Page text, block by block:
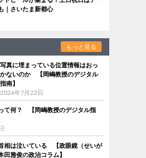
｜さいたま新都心
もっと見る
写真に埋まっている位置情報はおっ
かないのか 【岡嶋教授のデジタル
指南】
2026年7月22日
て何？ 【岡嶋教授のデジタル指
相は泣いている 【政眼鏡（せいが
田雅俊の政治コラム】